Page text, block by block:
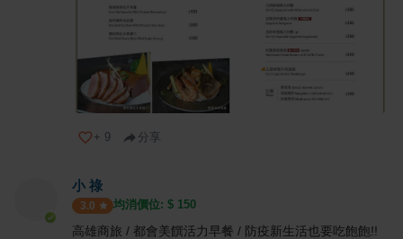
+ 9 分享
小 祿
3.0 均消價位: $ 150
高雄商旅 / 都會美饌活力早餐 / 防疫新生活也要吃飽飽!!